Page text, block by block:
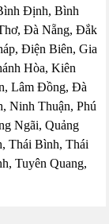
Định, Bình
Đà Nẵng, Đắk
Điện Biên, Gia
Hòa, Kiên
Lâm Đồng, Đà
Ninh Thuận, Phú
Ngãi, Quảng
Thái Bình, Thái
Tuyên Quang,